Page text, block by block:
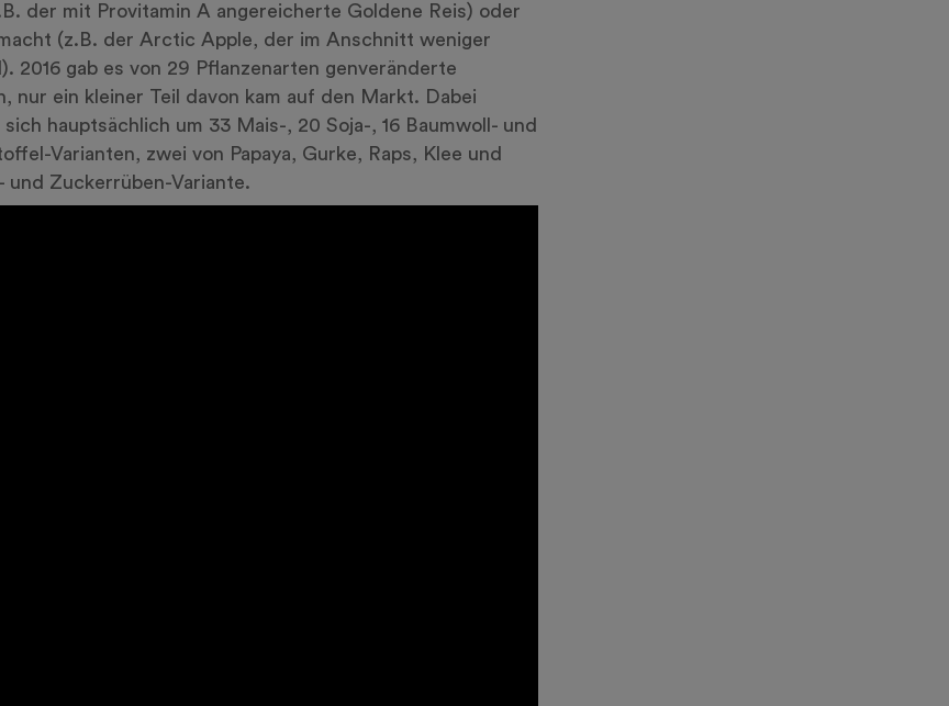
der mit Provitamin A angereicherte Goldene Reis) oder
(z.B. der Arctic Apple, der im Anschnitt weniger
2016 gab es von 29 Pflanzenarten genveränderte
nur ein kleiner Teil davon kam auf den Markt. Dabei
sich hauptsächlich um 33 Mais-, 20 Soja-, 16 Baumwoll- und
Varianten, zwei von Papaya, Gurke, Raps, Klee und
und Zuckerrüben-Variante.